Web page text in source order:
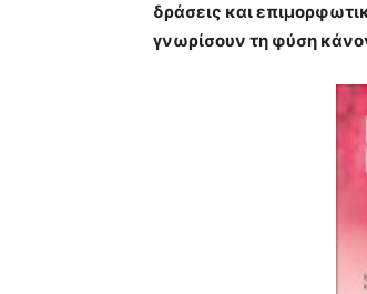
δράσεις και
γνωρίσουν τη φύση